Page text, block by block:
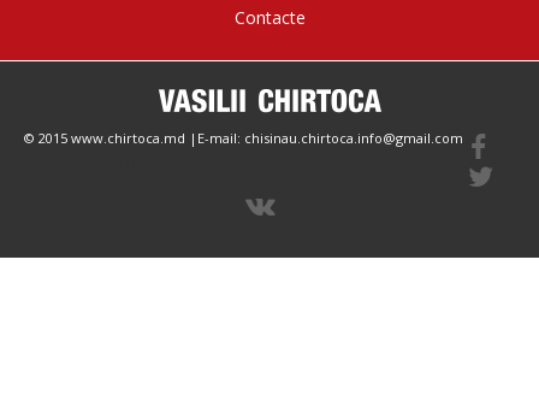
Contacte
© 2015 www.chirtoca.md |E-mail: chisinau.chirtoca.info@gmail.com